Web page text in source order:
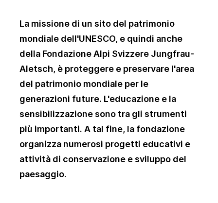
La missione di un sito del patrimonio
mondiale dell'UNESCO, e quindi anche
della Fondazione Alpi Svizzere Jungfrau-
Aletsch, è proteggere e preservare l'area
del patrimonio mondiale per le
generazioni future. L'educazione e la
sensibilizzazione sono tra gli strumenti
più importanti. A tal fine, la fondazione
organizza numerosi progetti educativi e
attività di conservazione e sviluppo del
paesaggio.